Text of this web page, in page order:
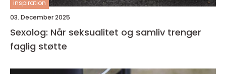
inspiration
03. December 2025
Sexolog: Når seksualitet og samliv trenger
faglig støtte